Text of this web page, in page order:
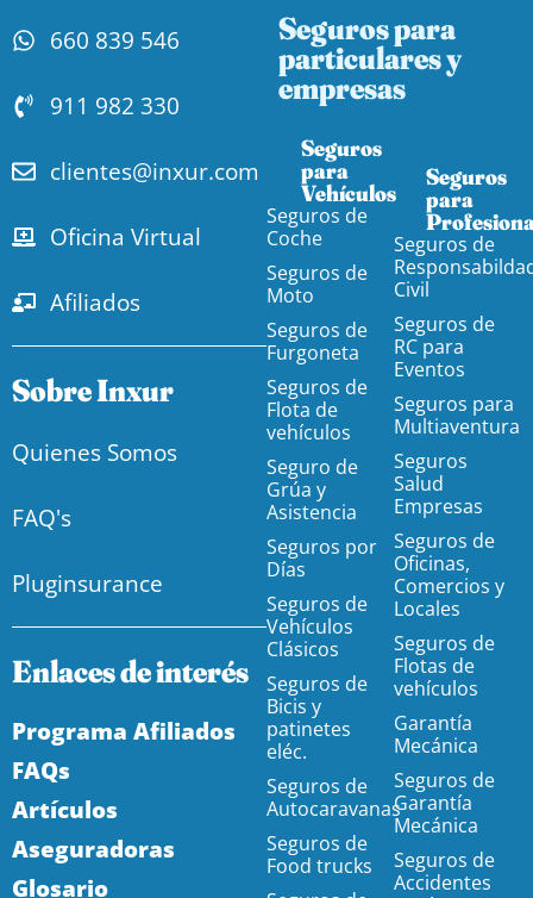
660 839 546
911 982 330
clientes@inxur.com
Oficina Virtual
Afiliados
Sobre Inxur
Quienes Somos
FAQ's
Pluginsurance
Enlaces de interés
Programa Afiliados
FAQs
Artículos
Aseguradoras
Glosario
Seguros para
particulares y
empresas
Seguros
para
Vehículos​
Seguros de
Coche
Seguros de
Moto
Seguros de
Furgoneta
Seguros de
Flota de
vehículos
Seguro de
Grúa y
Asistencia
Seguros por
Días
Seguros de
Vehículos
Clásicos
Seguros de
Bicis y
patinetes
eléc.
Seguros de
Autocaravanas
Seguros de
Food trucks
Seguros
para
Seguros de
Civil
Seguros de
RC para
Eventos
Seguros para
Multiaventura
Seguros
Salud
Empresas
Seguros de
Oficinas,
Comercios y
Locales
Seguros de
Flotas de
vehículos
Garantía
Mecánica
Seguros de
Garantía
Mecánica
Seguros de
Accidentes